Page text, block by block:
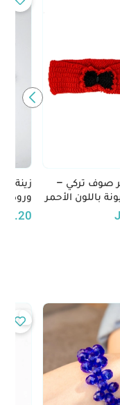
صوف تركي –
باللون الأحمر
سوداء
زينة
ورود
الوبرية
3.20